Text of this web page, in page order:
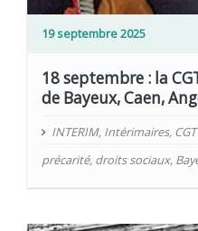
19 septembre 2025
18 septembre : la
de Bayeux, Caen,
INTERIM, Intérimaires,
précarité, droits sociaux,